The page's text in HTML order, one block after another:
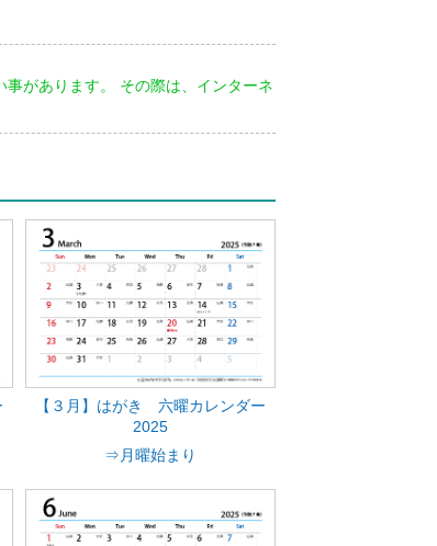
があります。 その際は、インターネ
【３月】はがき 六曜カレンダー
2025
⇒月曜始まり